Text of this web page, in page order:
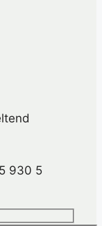
930 5